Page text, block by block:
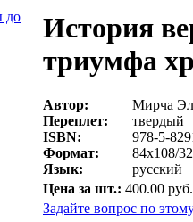
История
триумфа
Автор:
Мирча
Переплет:
твердый
ISBN:
978-5-
Формат:
84х108/
Язык:
русский
Цена за шт.: 400.00 руб.
Задайте вопрос по